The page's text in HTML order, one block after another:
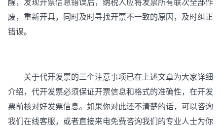
醒，发现开票信息错误后，纳税人应将发票所有联次全部作
废，重新开具，同时及时寻找开票不一致的原因，及时纠正
错误。
关于代开发票的三个注意事项已在上述文章为大家详细
介绍，代开发票必须保证开票信息和格式的准确性，在开发
票前核对好发票信息。如果你对此还不清楚的话，可以咨询
我们在线客服，或者直接来电免费咨询我们的专业人士为你